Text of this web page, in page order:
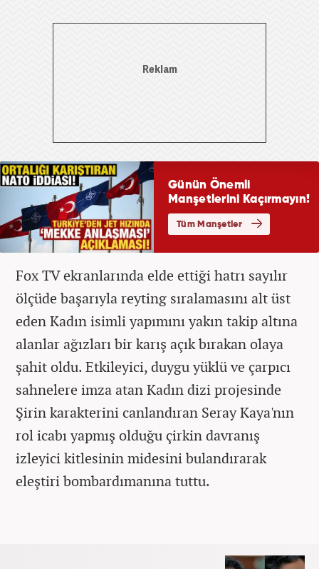
Fox TV ekranlarında elde ettiği hatrı sayılır
ölçüde başarıyla reyting sıralamasını alt üst
eden Kadın isimli yapımını yakın takip altına
alanlar ağızları bir karış açık bırakan olaya
şahit oldu. Etkileyici, duygu yüklü ve çarpıcı
sahnelere imza atan Kadın dizi projesinde
Şirin karakterini canlandıran Seray Kaya'nın
rol icabı yapmış olduğu çirkin davranış
izleyici kitlesinin midesini bulandırarak
eleştiri bombardımanına tuttu.